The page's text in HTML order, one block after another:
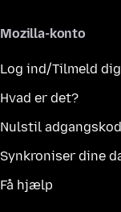
Mozilla-konto
Log ind/Tilmeld dig
Hvad er det?
Nulstil
Synkroniser dine
Få hjælp